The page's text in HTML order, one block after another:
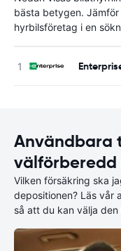
bästa betygen.
hyrbilsföretag i en
Användbara
välförberedd
Vilken försäkring ska
depositionen? Läs vår
så att du kan välja